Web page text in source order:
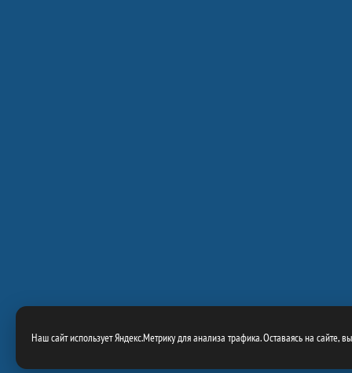
Наш сайт использует Яндекс.Метрику для анализа трафика. Оставаясь на сайте,